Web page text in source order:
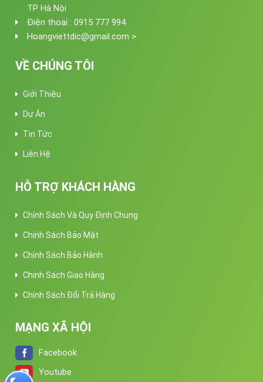
TP Hà Nội
Điện thoại : 0915 777 994
Hoangviettdic@gmail.com >
VỀ CHÚNG TÔI
Giới Thiệu
Dự Án
Tin Tức
Liên Hệ
HỖ TRỢ KHÁCH HÀNG
Chính Sách Và Quy Định Chung
Chính Sách Bảo Mật
Chính Sách Bảo Hành
Chính Sách Giao Hàng
Chính Sách Đổi Trả Hàng
MẠNG XÃ HỘI
Facebook
Youtube